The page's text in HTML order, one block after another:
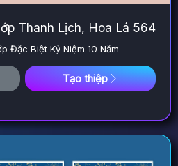
Thanh Lịch, Hoa Lá 564
Đặc Biệt Kỷ Niệm 10 Năm
Tạo thiệp